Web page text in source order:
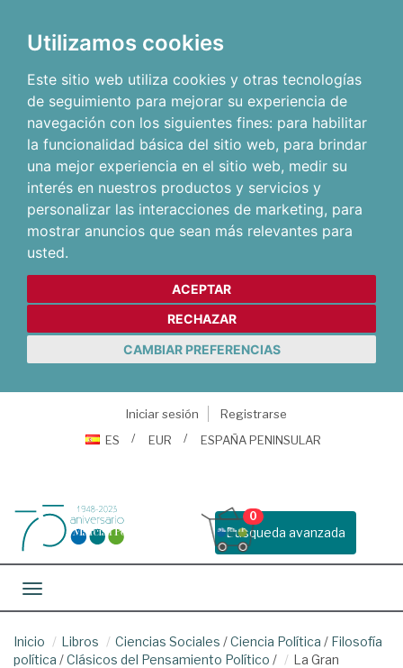
Utilizamos cookies
Este sitio web utiliza cookies y otras tecnologías
de seguimiento para mejorar su experiencia de
navegación con los siguientes fines: para habilitar
la funcionalidad básica del sitio web, para brindar
una mejor experiencia en el sitio web, medir su
interés en nuestros productos y servicios y
personalizar las interacciones de marketing, para
mostrar anuncios que sean más relevantes para
usted.
ACEPTAR
RECHAZAR
CAMBIAR PREFERENCIAS
Iniciar sesión
Registrarse
ES
EUR ESPAÑA PENINSULAR
Busqueda avanzada
0
Toggle navigation
Inicio Libros Ciencias Sociales /Ciencia Política / Filosofía
política /Clásicos del Pensamiento Político /
La Gran